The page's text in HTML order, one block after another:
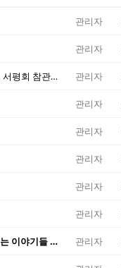
관리자
관리자
김효순 『조선인 시베리아 억류: 나는 일본군, 인민군, 국군이었다』 교토 서평회 참관기 / 가게모토 츠요시 관리자
관리자
관리자
관리자
관리자
관리자
베트남전쟁 참전군인, 가해자성과 PTSD에 가두지 않는 청자들을 기다리는 이야기들 / 아정 관리자